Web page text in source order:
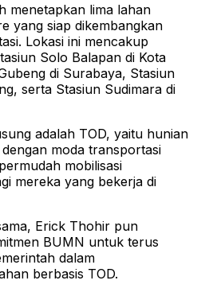
menetapkan lima lahan
yang siap dikembangkan
Lokasi ini mencakup
Solo Balapan di Kota
di Surabaya, Stasiun
serta Stasiun Sudimara di
adalah TOD, yaitu hunian
moda transportasi
mobilisasi
mereka yang bekerja di
Erick Thohir pun
BUMN untuk terus
dalam
berbasis TOD.